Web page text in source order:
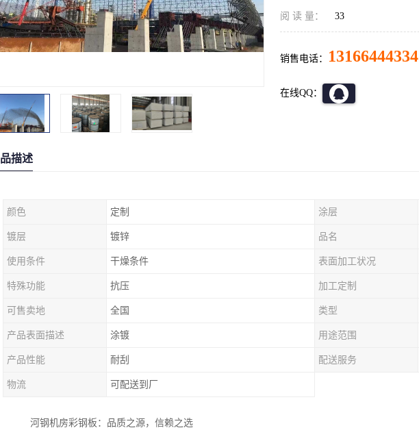
阅 读 量： 33
销售电话： 13166444334
在线QQ：
描述
颜色 定制 涂层
镀层 镀锌 品名
使用条件 干燥条件 表面加工状况
特殊功能 抗压 加工定制
可售卖地 全国 类型
产品表面描述 涂镀 用途范围
产品性能 耐刮 配送服务
物流 可配送到厂
河钢机房彩钢板：品质之源，信赖之选